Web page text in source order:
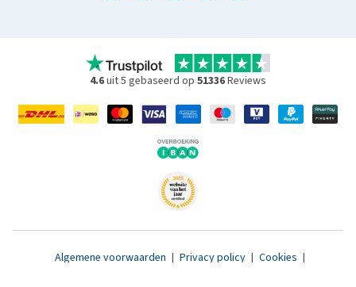
4.6uit 5 gebaseerd op 51336Reviews
Algemene voorwaarden | Privacy policy | Cookies |